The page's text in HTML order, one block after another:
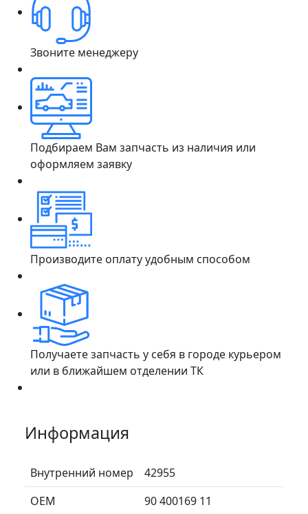
Звоните менеджеру
Подбираем Вам запчасть из наличия или
оформляем заявку
Производите оплату удобным способом
Получаете запчасть у себя в городе курьером
или в ближайшем отделении ТК
Информация
Внутренний номер
42955
ОЕМ
90 400169 11